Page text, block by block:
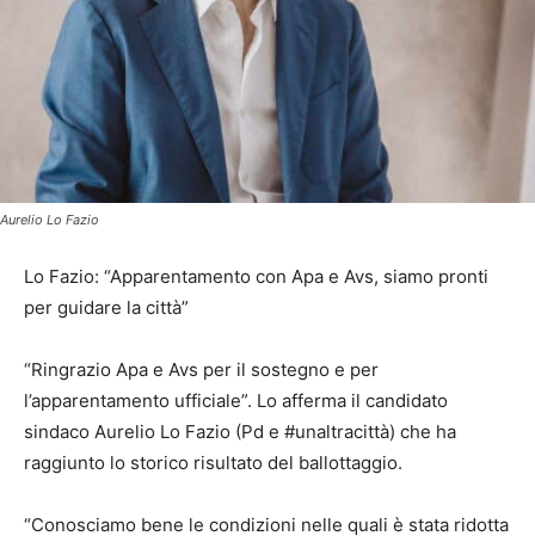
Aurelio Lo Fazio
Lo Fazio: “Apparentamento con Apa e Avs, siamo pronti
per guidare la città”
“Ringrazio Apa e Avs per il sostegno e per
l’apparentamento ufficiale”. Lo afferma il candidato
sindaco Aurelio Lo Fazio (Pd e #unaltracittà) che ha
raggiunto lo storico risultato del ballottaggio.
“Conosciamo bene le condizioni nelle quali è stata ridotta